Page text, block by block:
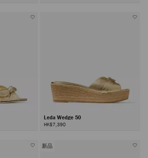
Leda Wedge 50
HK$7,390
新品